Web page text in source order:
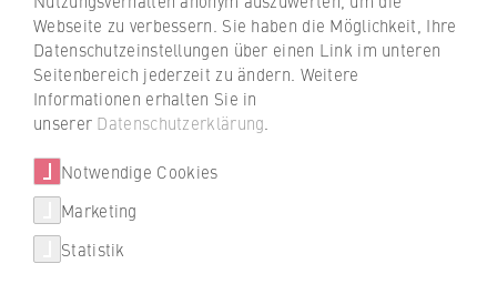
k
u
S
a
h
u
l
e
f
r
W
i
r
c
k
z
u
r
t
a
t
Veranstaltungen
Neuigkeiten
Feministische Ökonomie und
sozial-ökologischer Wandel:
Was können wir von der
feministischen Ökonomie
lernen?
Webseite zu verbessern. Sie haben die Möglichkeit, Ihre
Datenschutzeinstellungen über einen Link im unteren
Seitenbereich jederzeit zu ändern. Weitere
Informationen erhalten Sie in
unserer Datenschutzerklärung
Notwendige Cookies
Marketing
Statistik